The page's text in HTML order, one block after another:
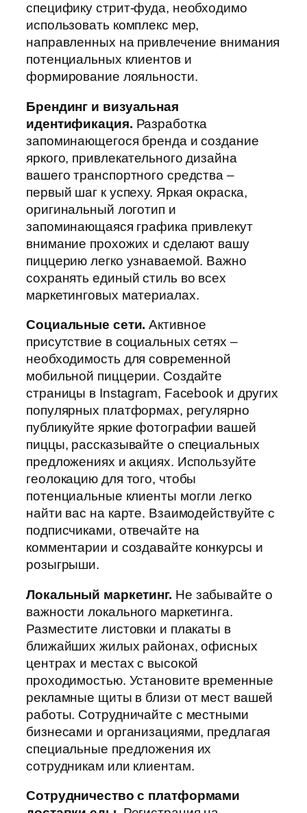
специфику стрит-фуда, необходимо
использовать комплекс мер,
направленных на привлечение внимания
потенциальных клиентов и
формирование лояльности.
Брендинг и визуальная
идентификация. Разработка
запоминающегося бренда и создание
яркого, привлекательного дизайна
вашего транспортного средства –
первый шаг к успеху. Яркая окраска,
оригинальный логотип и
запоминающаяся графика привлекут
внимание прохожих и сделают вашу
пиццерию легко узнаваемой. Важно
сохранять единый стиль во всех
маркетинговых материалах.
Социальные сети. Активное
присутствие в социальных сетях –
необходимость для современной
мобильной пиццерии. Создайте
страницы в Instagram, Facebook и других
популярных платформах, регулярно
публикуйте яркие фотографии вашей
пиццы, рассказывайте о специальных
предложениях и акциях. Используйте
геолокацию для того, чтобы
потенциальные клиенты могли легко
найти вас на карте. Взаимодействуйте с
подписчиками, отвечайте на
комментарии и создавайте конкурсы и
розыгрыши.
Локальный маркетинг. Не забывайте о
важности локального маркетинга.
Разместите листовки и плакаты в
ближайших жилых районах, офисных
центрах и местах с высокой
проходимостью. Установите временные
рекламные щиты в близи от мест вашей
работы. Сотрудничайте с местными
бизнесами и организациями, предлагая
специальные предложения их
сотрудникам или клиентам.
Сотрудничество с платформами